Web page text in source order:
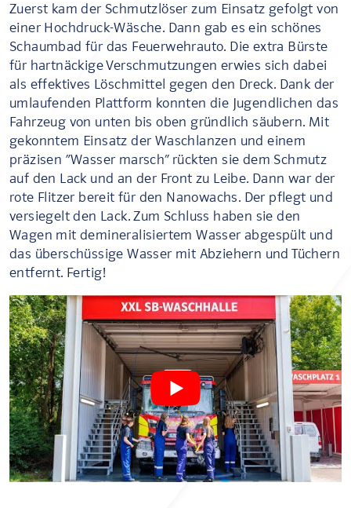
Zuerst kam der Schmutzlöser zum Einsatz gefolgt von
einer Hochdruck-Wäsche. Dann gab es ein schönes
Schaumbad für das Feuerwehrauto. Die extra Bürste
für hartnäckige Verschmutzungen erwies sich dabei
als effektives Löschmittel gegen den Dreck. Dank der
umlaufenden Plattform konnten die Jugendlichen das
Fahrzeug von unten bis oben gründlich säubern. Mit
gekonntem Einsatz der Waschlanzen und einem
präzisen “Wasser marsch” rückten sie dem Schmutz
auf den Lack und an der Front zu Leibe. Dann war der
rote Flitzer bereit für den Nanowachs. Der pflegt und
versiegelt den Lack. Zum Schluss haben sie den
Wagen mit demineralisiertem Wasser abgespült und
das überschüssige Wasser mit Abziehern und Tüchern
entfernt. Fertig!